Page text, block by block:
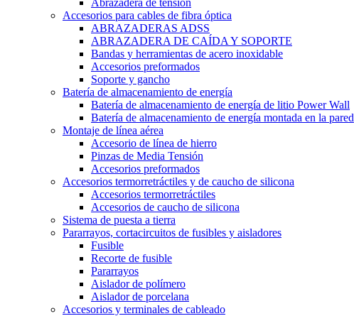
Abrazadera de tensión
Accesorios para cables de fibra óptica
ABRAZADERAS ADSS
ABRAZADERA DE CAÍDA Y SOPORTE
Bandas y herramientas de acero inoxidable
Accesorios preformados
Soporte y gancho
Batería de almacenamiento de energía
Batería de almacenamiento de energía de litio Power Wall
Batería de almacenamiento de energía montada en la pared
Montaje de línea aérea
Accesorio de línea de hierro
Pinzas de Media Tensión
Accesorios preformados
Accesorios termorretráctiles y de caucho de silicona
Accesorios termorretráctiles
Accesorios de caucho de silicona
Sistema de puesta a tierra
Pararrayos, cortacircuitos de fusibles y aisladores
Fusible
Recorte de fusible
Pararrayos
Aislador de polímero
Aislador de porcelana
Accesorios y terminales de cableado